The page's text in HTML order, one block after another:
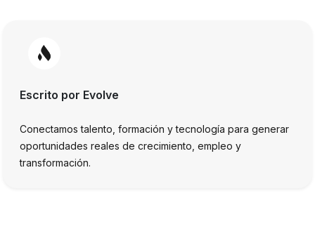
Escrito por Evolve
Conectamos talento, formación y tecnología para generar
oportunidades reales de crecimiento, empleo y
transformación.